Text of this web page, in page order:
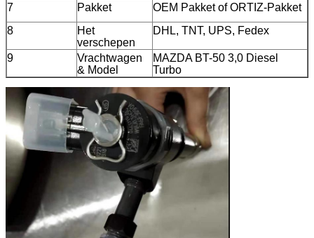
7
Pakket
OEM Pakket of ORTIZ-Pakket
8
Het
verschepen
DHL, TNT, UPS, Fedex
9
Vrachtwagen
& Model
MAZDA BT-50 3,0 Diesel
Turbo